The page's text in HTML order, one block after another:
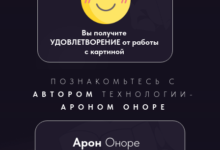
Вы получите
УДОВЛЕТВОРЕНИЕ от работы
с картиной
Арон Оноре
ПОЗНАКОМЬТЕСЬ С
АВТОРОМ
ТЕХНОЛОГИИ-
АРОНОМ ОНОРЕ